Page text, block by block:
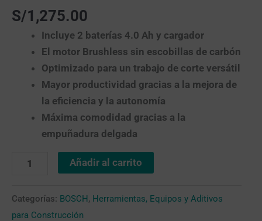
S/1,275.00
Incluye 2 baterías 4.0 Ah y cargador
El motor Brushless sin escobillas de carbón
Optimizado para un trabajo de corte versátil
Mayor productividad gracias a la mejora de
la eficiencia y la autonomía
Máxima comodidad gracias a la
empuñadura delgada
Añadir al carrito
Categorías: BOSCH, Herramientas, Equipos y Aditivos
para Construcción